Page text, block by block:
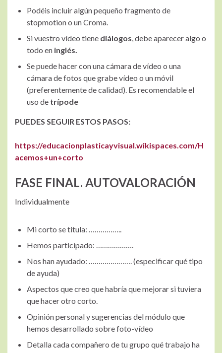
Podéis incluir algún pequeño fragmento de
stopmotion o un Croma.
Si vuestro vídeo tiene diálogos , debe aparecer algo o
todo en inglés.
Se puede hacer con una cámara de vídeo o una
cámara de fotos que grabe vídeo o un móvil
(preferentemente de calidad). Es recomendable el
uso de trípode
PUEDES SEGUIR ESTOS PASOS:
https://educacionplasticayvisual.wikispaces.com/H
acemos+un+corto
FASE FINAL. AUTOVALORACIÓN
Individualmente
Mi corto se titula: ……………..
Hemos participado: ……………….
Nos han ayudado: …………………. (especificar qué tipo
de ayuda)
Aspectos que creo que habría que mejorar si tuviera
que hacer otro corto.
Opinión personal y sugerencias del módulo que
hemos desarrollado sobre foto-vídeo
Detalla cada compañero de tu grupo qué trabajo ha